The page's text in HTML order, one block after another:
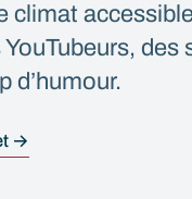
climat
des
d’humour.
→